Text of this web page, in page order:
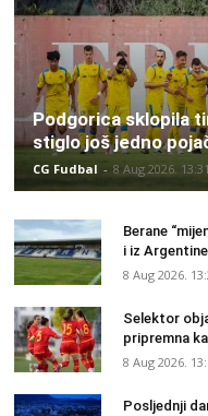
Podgorica sklopila
stiglo još jedno
CG Fudbal - 8 Aug 2026. 13:31
Berane
i iz
8 Aug 2026.
Selektor
pripremna
8 Aug 2026.
Posljednji